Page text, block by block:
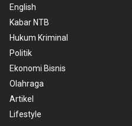
English
Kabar NTB
Hukum Kriminal
Politik
Ekonomi Bisnis
Olahraga
Artikel
Lifestyle